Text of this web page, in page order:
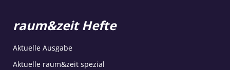
raum&zeit Hefte
Aktuelle Ausgabe
Aktuelle raum&zeit spezial